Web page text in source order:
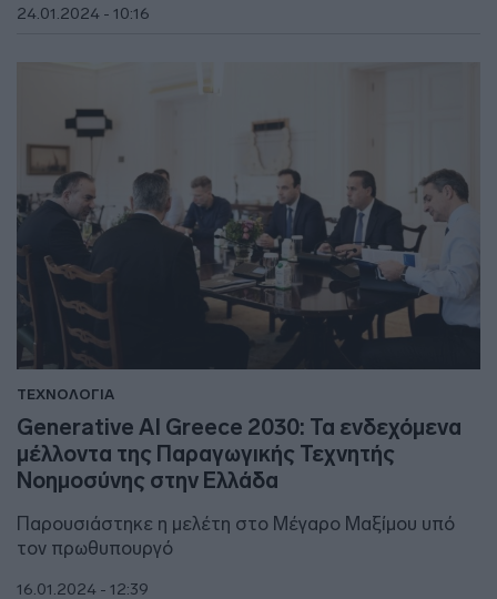
24.01.2024 - 10:16
ΤΕΧΝΟΛΟΓΙΑ
Generative AI Greece 2030: Τα ενδεχόμενα
μέλλοντα της Παραγωγικής Τεχνητής
Νοημοσύνης στην Ελλάδα
Παρουσιάστηκε η μελέτη στο Μέγαρο Μαξίμου υπό
τον πρωθυπουργό
16.01.2024 - 12:39